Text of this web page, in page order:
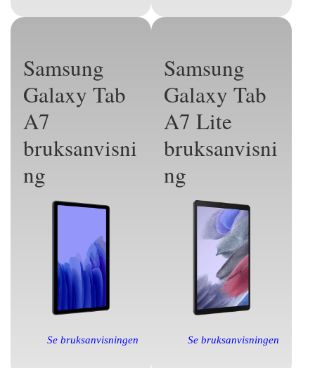
Samsung
Galaxy Tab
A7
bruksanvisni
ng
Se bruksanvisningen
Samsung
Galaxy Tab
A7 Lite
bruksanvisni
ng
Se bruksanvisningen